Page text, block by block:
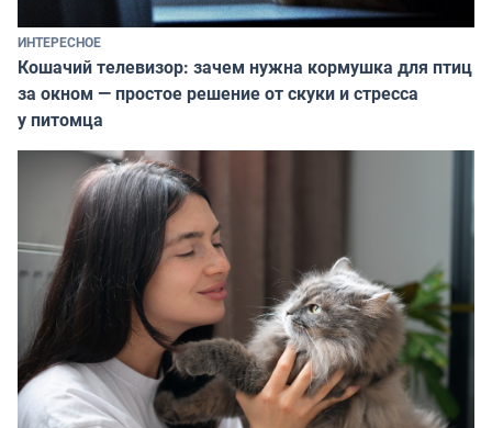
ИНТЕРЕСНОЕ
Кошачий телевизор: зачем нужна кормушка для птиц
за окном — простое решение от скуки и стресса
у питомца